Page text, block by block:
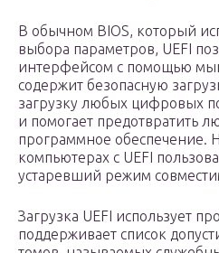
В обычном BIOS, который
выбора параметров, UEFI
интерфейсом с помощью
содержит безопасную
загрузку любых цифровых
и помогает предотвратить
программное обеспечение.
компьютерах с UEFI
устаревший режим
Загрузка UEFI использует
поддерживает список